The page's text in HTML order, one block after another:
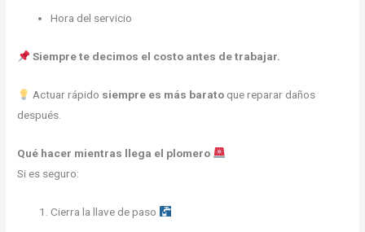
Hora del servicio
Siempre te decimos el costo antes de trabajar.
Actuar rápido siempre es más baratoque reparar daños
después.
Qué hacer mientras llega el plomero
Si es seguro:
Cierra la llave de paso